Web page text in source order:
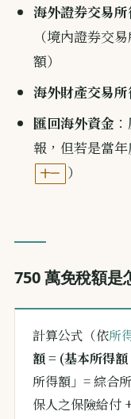
海外證券交易
（境內證券交
額）
海外財產交易
匯回海外資金
報，但若是當
十一 ）
750 萬免稅額是
計算公式（依所
額 = (基本所得
所得額」= 綜合
保人之保險給付